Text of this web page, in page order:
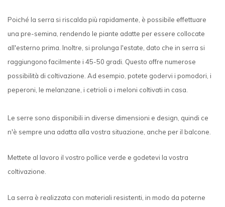
Poiché la serra si riscalda più rapidamente, è possibile effettuare
una pre-semina, rendendo le piante adatte per essere collocate
all'esterno prima. Inoltre, si prolunga l'estate, dato che in serra si
raggiungono facilmente i 45-50 gradi. Questo offre numerose
possibilità di coltivazione. Ad esempio, potete godervi i pomodori, i
peperoni, le melanzane, i cetrioli o i meloni coltivati in casa.
Le serre sono disponibili in diverse dimensioni e design, quindi ce
n'è sempre una adatta alla vostra situazione, anche per il balcone.
Mettete al lavoro il vostro pollice verde e godetevi la vostra
coltivazione.
La serra è realizzata con materiali resistenti, in modo da poterne